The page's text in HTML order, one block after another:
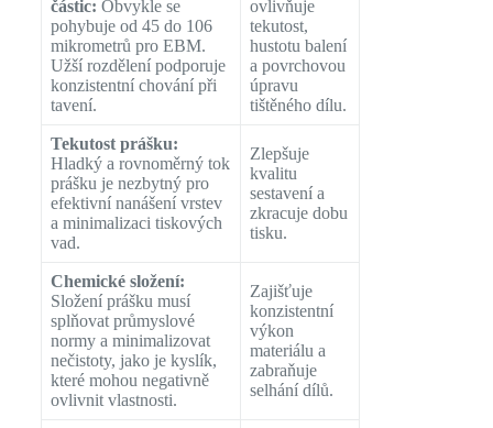
částic: Obvykle se
pohybuje od 45 do 106
mikrometrů pro EBM.
Užší rozdělení podporuje
konzistentní chování při
tavení.
ovlivňuje
tekutost,
hustotu balení
a povrchovou
úpravu
tištěného dílu.
Tekutost prášku:
Hladký a rovnoměrný tok
prášku je nezbytný pro
efektivní nanášení vrstev
a minimalizaci tiskových
vad.
Zlepšuje
kvalitu
sestavení a
zkracuje dobu
tisku.
Chemické složení:
Složení prášku musí
splňovat průmyslové
normy a minimalizovat
nečistoty, jako je kyslík,
které mohou negativně
ovlivnit vlastnosti.
Zajišťuje
konzistentní
výkon
materiálu a
zabraňuje
selhání dílů.